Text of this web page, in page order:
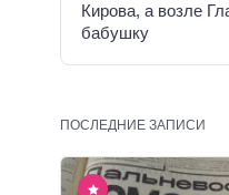
Кирова, а возле
бабушку
ПОСЛЕДНИЕ ЗАПИСИ